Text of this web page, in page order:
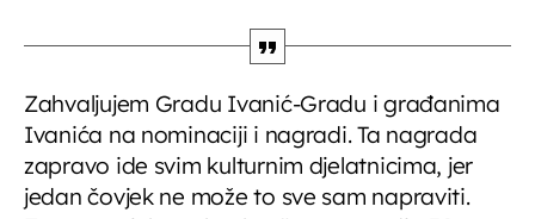
Zahvaljujem Gradu Ivanić-Gradu i građanima
Ivanića na nominaciji i nagradi. Ta nagrada
zapravo ide svim kulturnim djelatnicima, jer
jedan čovjek ne može to sve sam napraviti.